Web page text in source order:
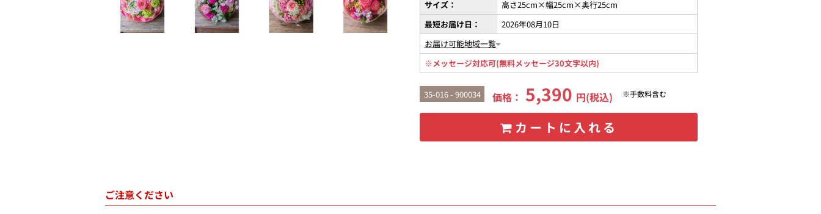
サイズ：
高さ25cm×幅25cm×奥行25cm
最短お届け日：
2026年08月10日
お届け可能地域一覧
※メッセージ対応可(無料メッセージ30文字以内)
35-016 - 900034 価格： 5,390 円(税込) ※手数料含む
カートに入れる
ご注意ください